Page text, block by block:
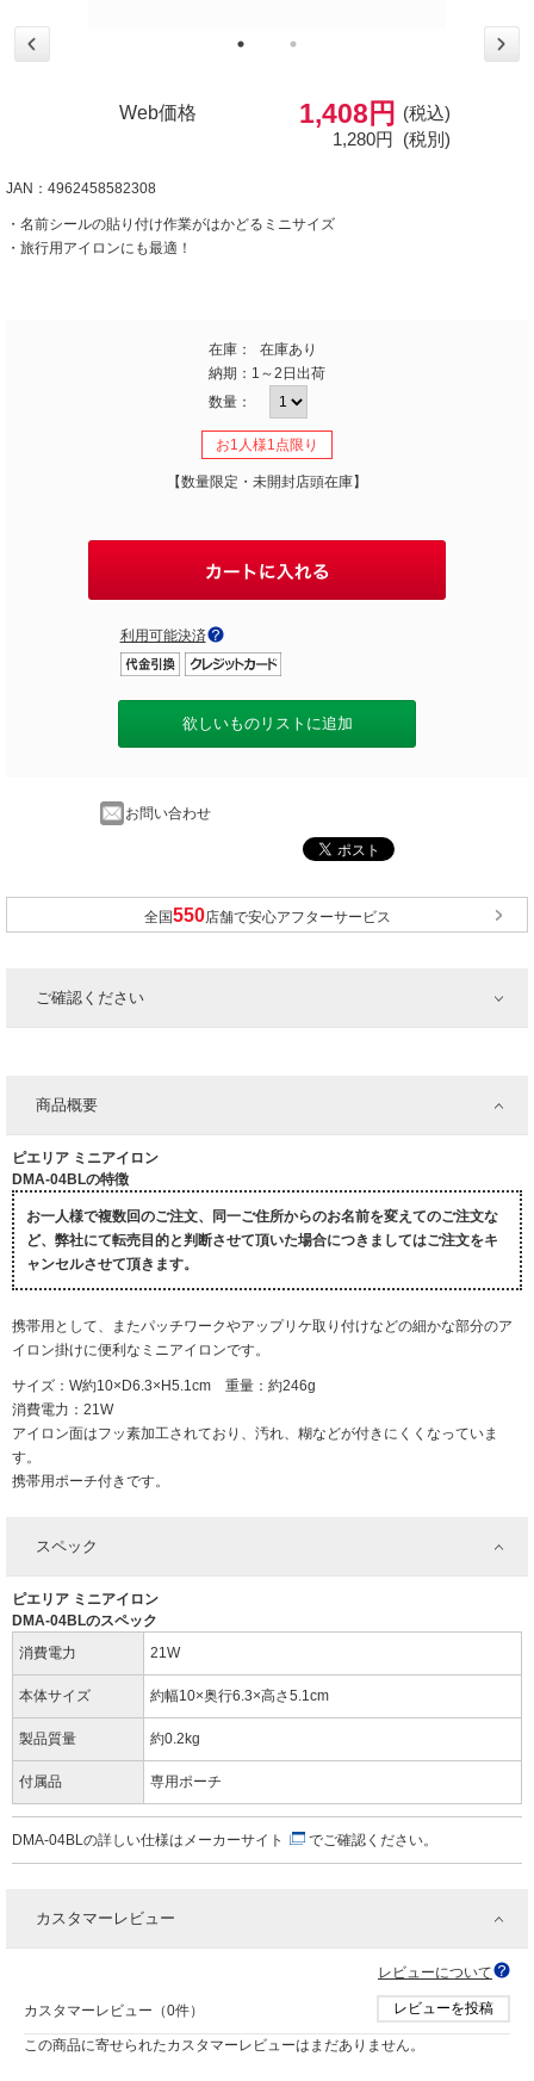
Web価格 1,408円
(税込)
1,280円 (税別)
JAN：4962458582308
・名前シールの貼り付け作業がはかどるミニサイズ
・旅行用アイロンにも最適！
在庫：
在庫あり
納期： 1～2日出荷
数量：
お1人様1点限り
【数量限定・未開封店頭在庫】
利用可能決済
欲しいものリストに追加
お問い合わせ
全国 店舗で安心アフターサービス
ご確認ください
商品概要
ピエリア ミニアイロン
DMA-04BLの特徴
お一人様で複数回のご注文、同一ご住所からのお名前を変えてのご注文な
ど、弊社にて転売目的と判断させて頂いた場合につきましてはご注文をキ
ャンセルさせて頂きます。
携帯用として、またパッチワークやアップリケ取り付けなどの細かな部分のア
イロン掛けに便利なミニアイロンです。
サイズ：W約10×D6.3×H5.1cm 重量：約246g
消費電力：21W
アイロン面はフッ素加工されており、汚れ、糊などが付きにくくなっていま
す。
携帯用ポーチ付きです。
スペック
ピエリア ミニアイロン
DMA-04BLのスペック
消費電力
21W
本体サイズ 約幅10×奥行6.3×高さ5.1cm
製品質量 約0.2kg
付属品 専用ポーチ
DMA-04BLの詳しい仕様は メーカーサイト でご確認ください。
カスタマーレビュー
レビューについて
カスタマーレビュー（0件） レビューを投稿
この商品に寄せられたカスタマーレビューはまだありません。